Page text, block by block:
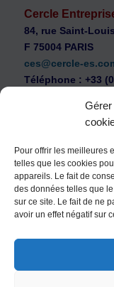
Gérer
Pour offrir les meilleures
telles que les cookies
appareils. Le fait de
des données telles que
sur ce site. Le fait de ne
avoir un effet négatif sur
Cercle
84, rue Saint-
F 75004 PARIS
ces@cercle-
Téléphone : +33
WEB Cercle –
Souscription au
Nous contacter
Politique de